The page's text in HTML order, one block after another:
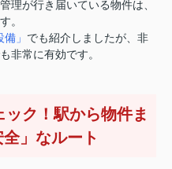
理が行き届いている物件は、
。
」 でも紹介しましたが、非
非常に有効です。
ク！駅から物件ま
」なルート